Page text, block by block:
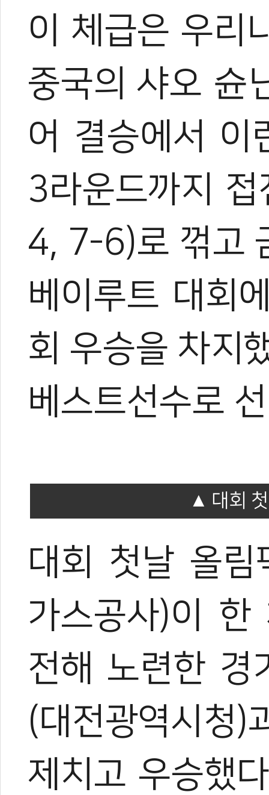
이 체급은 우리
중국의 샤오 슌
어 결승에서 이
3라운드까지
4, 7-6)로 꺾고
베이루트 대회
회 우승을 차지
베스트선수로
대회
대회 첫날 올림
가스공사)이 한
전해 노련한 경
(대전광역시청)
제치고 우승했
관련 뉴스
한국 가라테, 아